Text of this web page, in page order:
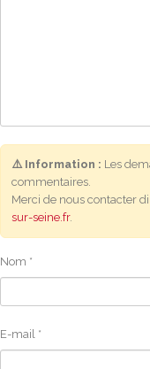
⚠️ Information : Les
commentaires.
Merci de nous contacter
sur-seine.fr.
Nom *
E-mail *